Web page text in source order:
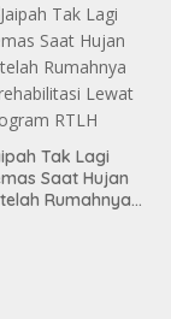
Aksi Donor
Tak Lagi
Saat Hujan
Rumahnya